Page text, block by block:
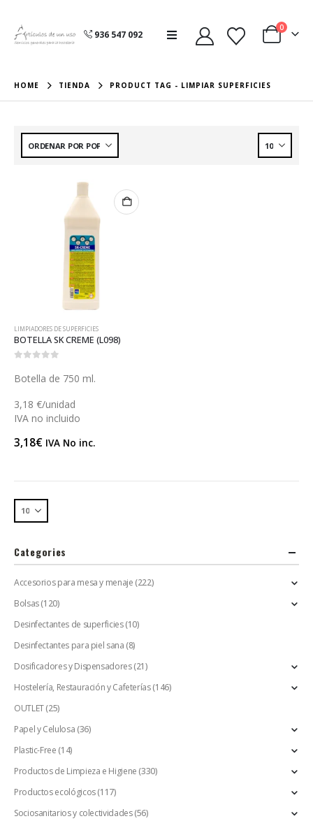
936 547 092
0
HOME TIENDA PRODUCT TAG - LIMPIAR SUPERFICIES
LIMPIADORES DE SUPERFICIES
BOTELLA SK CREME (L098)
Botella de 750 ml.
3,18 €/unidad
IVA no incluido
3,18€ IVA No inc.
Categories
Accesorios para mesa y menaje (222)
Bolsas(120)
Desinfectantes de superficies (10)
Desinfectantes para piel sana (8)
Dosificadores y Dispensadores (21)
Hostelería, Restauración y Cafeterías(146)
OUTLET(25)
Papel y Celulosa (36)
Plastic-Free (14)
Productos de Limpieza e Higiene (330)
Productos ecológicos(117)
Sociosanitarios y colectividades (56)